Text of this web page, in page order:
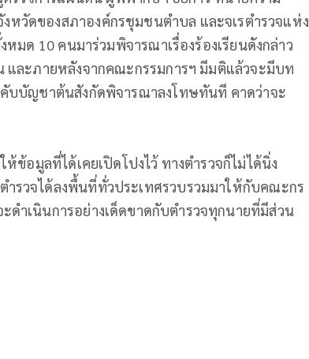
วัดของสภาองค์กรชุมชนตำบล และจเรตำรวจแห่ง
มด 10 คนมาร่วมพิจารณาเรื่องร้องเรียนดังกล่าว
และภายหลังจากคณะกรรมการฯ มีมติแล้วจะมีบท
บบัญชาต้นสังกัดพิจารณาลงโทษทันที คาดว่าจะ
ข้อมูลที่ได้เคยเปิดโปงไว้ ทางตำรวจก็ไม่ได้นิ่ง
รวจได้ลงพื้นที่ทั่วประเทศรวบรวมมาให้กับคณะกร
ำเนินการอย่างเด็ดขาดกับตำรวจทุกนายที่มีส่วน